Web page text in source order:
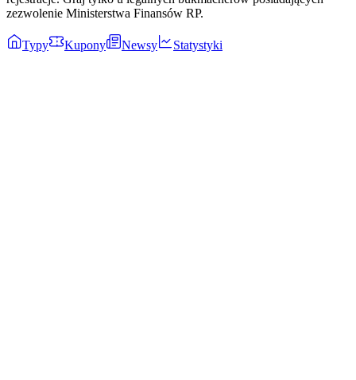
zezwolenie Ministerstwa Finansów RP.
Typy Kupony Newsy Statystyki